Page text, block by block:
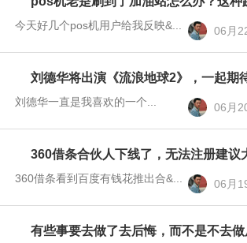
录
新
闻
今天好几个pos机用户给我反映&... 06月
站
长
录
刘德华将出演《流浪地球2》，一起期
刘德华一直是我喜欢的一个... 06月
新
闻
360借条合伙人下线了，无法注册建议
360借条看到百度有钱花推出合&... 06月
站有些事要去做了去后悔，而不是不去